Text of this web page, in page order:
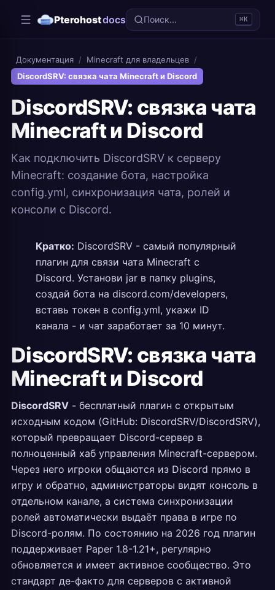
Pterohostdocs Поиск... ⌘K
Документация / Minecraft для владельцев /
DiscordSRV: связка чата Minecraft и Discord
DiscordSRV: связка чата
Minecraft и Discord
Как подключить DiscordSRV к серверу
Minecraft: создание бота, настройка
config.yml, синхронизация чата, ролей и
консоли с Discord.
Кратко: DiscordSRV - самый популярный
плагин для связи чата Minecraft с
Discord. Установи jar в папку plugins,
создай бота на discord.com/developers,
вставь токен в config.yml, укажи ID
канала - и чат заработает за 10 минут.
DiscordSRV: связка чата
Minecraft и Discord
DiscordSRV - бесплатный плагин с открытым
исходным кодом (GitHub: DiscordSRV/DiscordSRV),
который превращает Discord-сервер в
полноценный хаб управления Minecraft-сервером.
Через него игроки общаются из Discord прямо в
игру и обратно, администраторы видят консоль в
отдельном канале, а система синхронизации
ролей автоматически выдаёт права в игре по
Discord-ролям. По состоянию на 2026 год плагин
поддерживает Paper 1.8-1.21+, регулярно
обновляется и имеет активное сообщество. Это
стандарт де-факто для серверов с активной